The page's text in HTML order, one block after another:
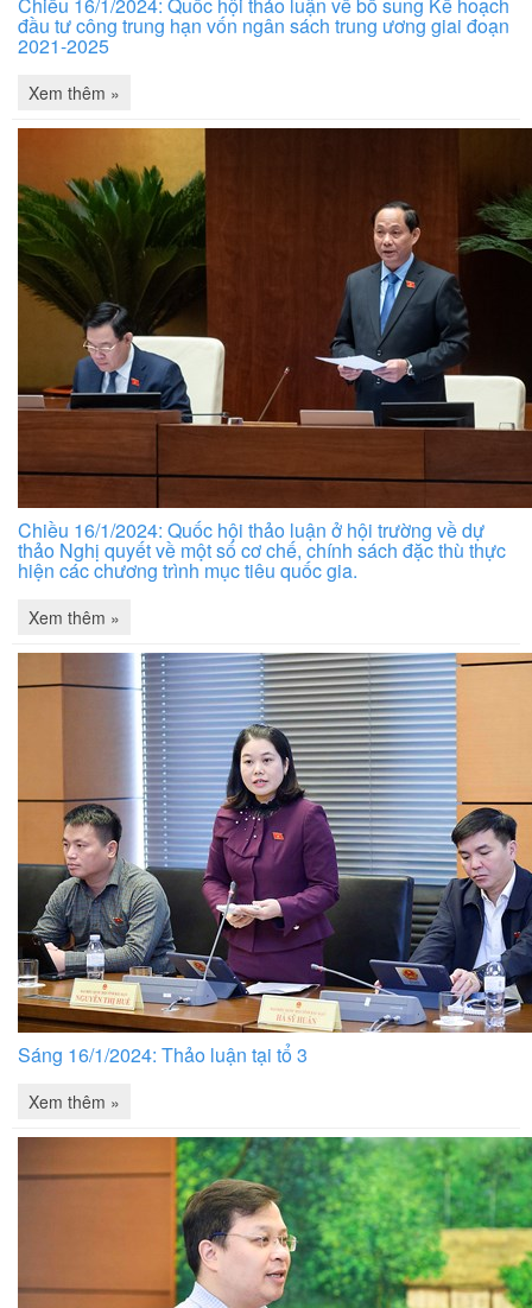
đầu tư công trung hạn vốn ngân sách trung ương giai đoạn
2021-2025
Xem thêm »
Chiều 16/1/2024: Quốc hội thảo luận ở hội trường về dự
thảo Nghị quyết về một số cơ chế, chính sách đặc thù thực
hiện các chương trình mục tiêu quốc gia.
Xem thêm »
Sáng 16/1/2024: Thảo luận tại tổ 3
Xem thêm »